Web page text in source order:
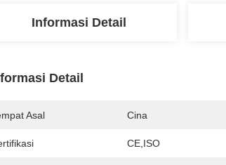
Informasi Detail
Detail
Asal Cina
CE,ISO